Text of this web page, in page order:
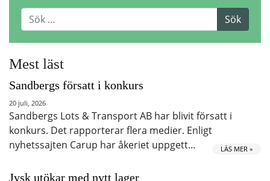
Mest läst
Sandbergs försatt i konkurs
20 juli, 2026
Sandbergs Lots & Transport AB har blivit försatt i
konkurs. Det rapporterar flera medier. Enligt
nyhetssajten Carup har åkeriet uppgett…
LÄS MER »
Jysk utökar med nytt lager